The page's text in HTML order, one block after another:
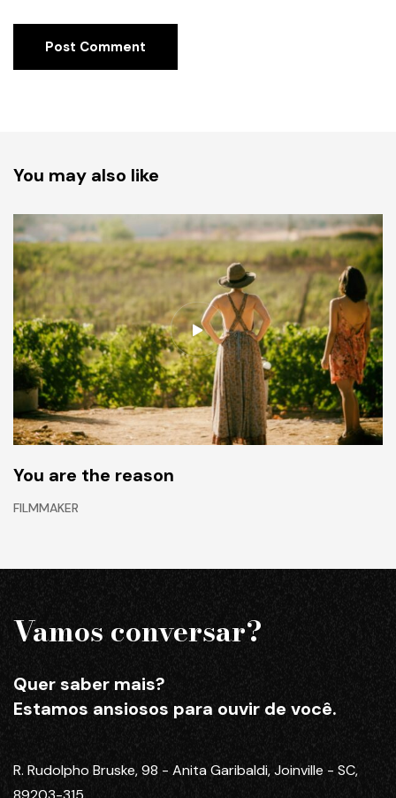
You may also like
You are the reason
FILMMAKER
Vamos conversar?
Quer saber mais?
Estamos ansiosos para ouvir de você.
R. Rudolpho Bruske, 98 - Anita Garibaldi, Joinville - SC,